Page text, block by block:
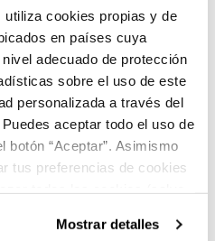
utiliza cookies propias y de
en países cuya
adecuado de protección
sobre el uso de este
personalizada a través del
aceptar todo el uso de
botón “Aceptar”. Asimismo
tus preferencias de cookies
cookies y sus derechos vea
Mostrar detalles
principales: